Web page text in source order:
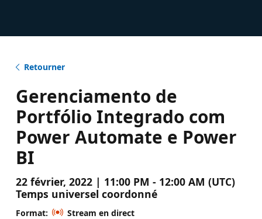
Retourner
Gerenciamento de
Portfólio Integrado com
Power Automate e Power
BI
22 février, 2022 | 11:00 PM - 12:00 AM (UTC)
Temps universel coordonné
Format:
Stream en direct